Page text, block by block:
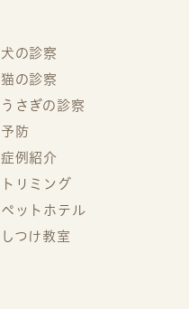
犬の診察
猫の診察
うさぎの診察
予防
症例紹介
トリミング
ペットホテル
しつけ教室